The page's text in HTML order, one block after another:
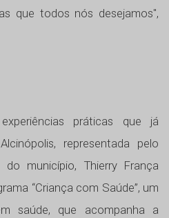
que todos nós desejamos",
práticas que já
representada pelo
município, Thierry França
“Criança com Saúde”, um
saúde, que acompanha a